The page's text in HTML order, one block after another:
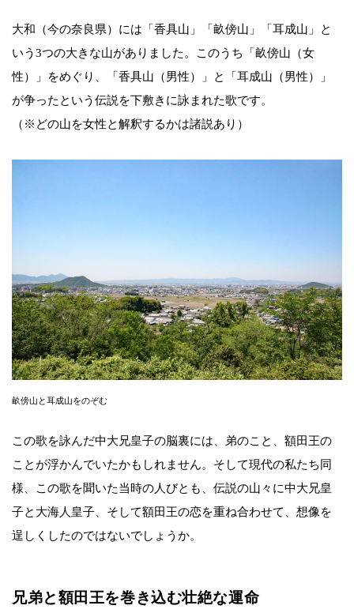
大和（今の奈良県）には「香具山」「畝傍山」「耳成山」と
いう3つの大きな山がありました。このうち「畝傍山（女
性）」をめぐり、「香具山（男性）」と「耳成山（男性）」
が争ったという伝説を下敷きに詠まれた歌です。
（※どの山を女性と解釈するかは諸説あり）
畝傍山と耳成山をのぞむ
この歌を詠んだ中大兄皇子の脳裏には、弟のこと、額田王の
ことが浮かんでいたかもしれません。そして現代の私たち同
様、この歌を聞いた当時の人びとも、伝説の山々に中大兄皇
子と大海人皇子、そして額田王の恋を重ね合わせて、想像を
逞しくしたのではないでしょうか。
兄弟と額田王を巻き込む壮絶な運命